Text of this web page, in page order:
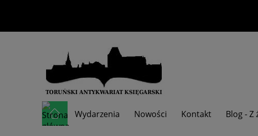
Wydarzenia Nowości Kontakt Blog - Z